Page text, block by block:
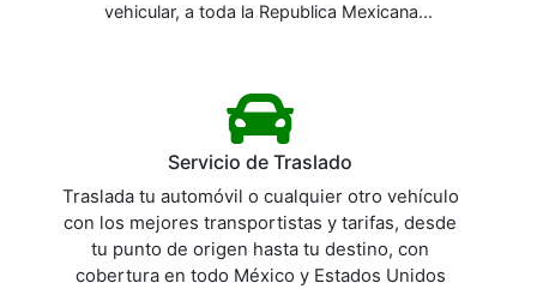
vehicular, a toda la Republica Mexicana...
Servicio de Traslado
Traslada tu automóvil o cualquier otro vehículo
con los mejores transportistas y tarifas, desde
tu punto de origen hasta tu destino, con
cobertura en todo México y Estados Unidos